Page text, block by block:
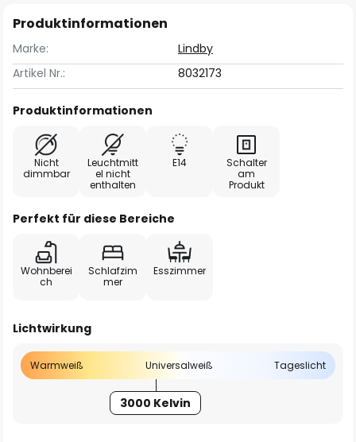
Produktinformationen
Marke:
Lindby
Artikel Nr.:
8032173
Produktinformationen
Nicht
dimmbar
Leuchtmitt
el nicht
enthalten
E14
Schalter
am
Produkt
Perfekt für diese Bereiche
Wohnberei
ch
Schlafzim
mer
Esszimmer
Lichtwirkung
Warmweiß Universalweiß Tageslicht
3000 Kelvin